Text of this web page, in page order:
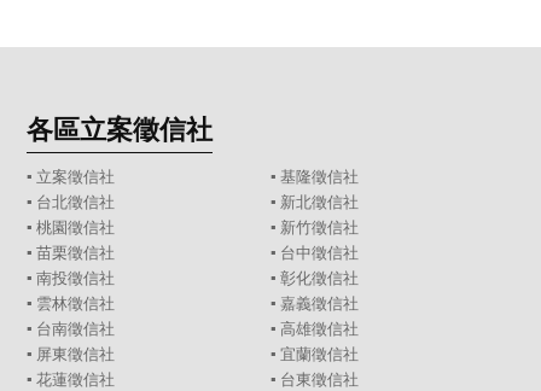
各區立案徵信社
▪ 立案徵信社 ▪ 基隆徵信社
▪ 台北徵信社 ▪ 新北徵信社
▪桃園徵信社 ▪ 新竹徵信社
▪苗栗徵信社 ▪ 台中徵信社
▪南投徵信社 ▪ 彰化徵信社
▪ 雲林徵信社 ▪ 嘉義徵信社
▪ 台南徵信社 ▪ 高雄徵信社
▪ 屏東徵信社 ▪ 宜蘭徵信社
▪花蓮徵信社 ▪ 台東徵信社